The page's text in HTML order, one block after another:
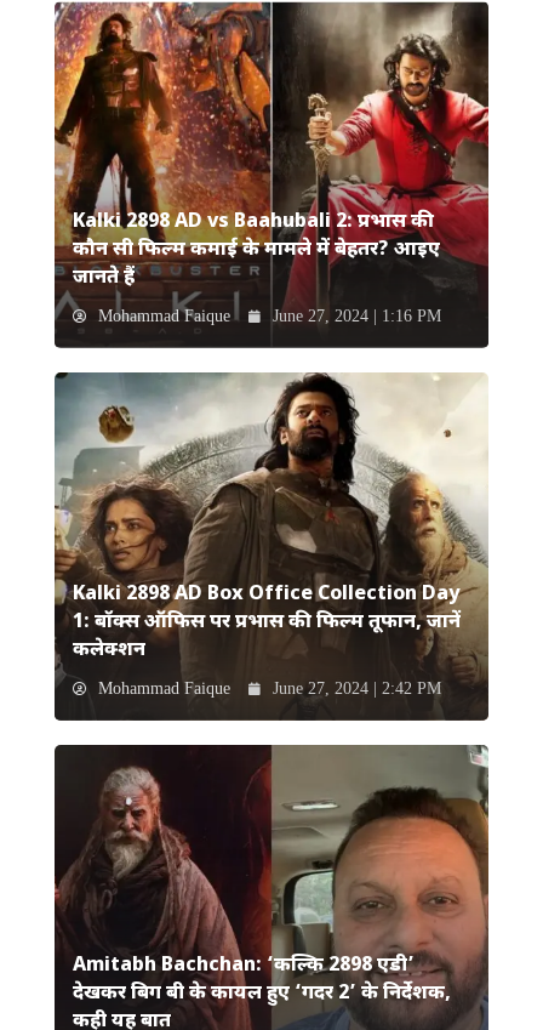
Kalki 2898 AD vs Baahubali 2: प्रभास की
कौन सी फिल्म कमाई के मामले में बेहतर? आइए
जानते हैं
Mohammad Faique June 27, 2024 | 1:16 PM
Kalki 2898 AD Box Office Collection Day
1: बॉक्स ऑफिस पर प्रभास की फिल्म तूफान, जानें
कलेक्शन
Mohammad Faique June 27, 2024 | 2:42 PM
Amitabh Bachchan: ‘कल्कि 2898 एडी’
देखकर बिग बी के कायल हुए ‘गदर 2’ के निर्देशक,
कही यह बात